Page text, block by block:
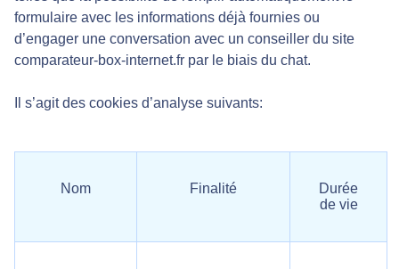
formulaire avec les informations déjà fournies ou
d’engager une conversation avec un conseiller du site
comparateur-box-internet.fr par le biais du chat.
Il s’agit des cookies d’analyse suivants:
Nom Finalité
Durée
de vie